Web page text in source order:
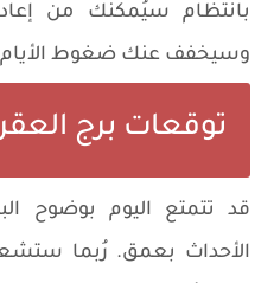
بانتظام سيُمكنك من
وسيخفف عنك ضغوط الأيام
توقعات برج
قد تتمتع اليوم بوضوح
الأحداث بعمق. رُبما